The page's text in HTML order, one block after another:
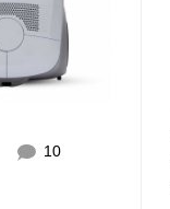
10